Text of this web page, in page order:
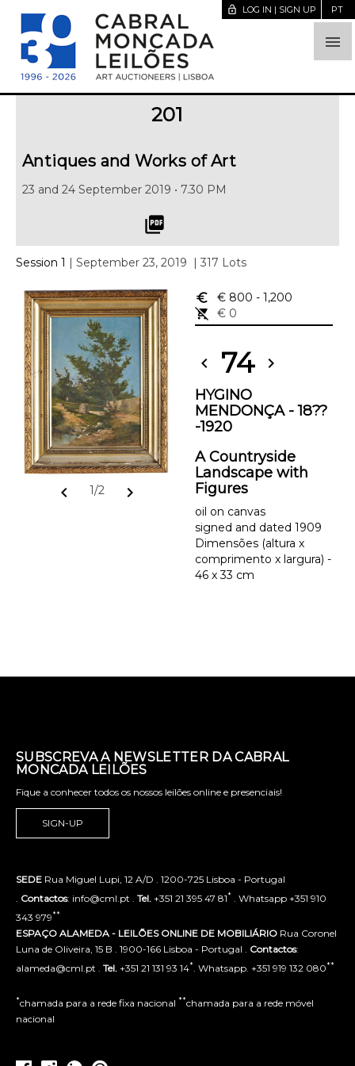

lock_open LOG IN | SIGN UP PT
201
Antiques and Works of Art
23 and 24 September 2019 • 7.30 PM
picture_as_pdf
Session 1 | September 23, 2019 | 317 Lots
chevron_left 1/2 chevron_right
euro_symbol € 800 - 1,200
remove_shopping_cart
€ 0
chevron_left 74 chevron_right
HYGINO
MENDONÇA - 18??
-1920
A Countryside
Landscape with
Figures
oil on canvas
signed and dated 1909
Dimensões (altura x
comprimento x largura) -
46 x 33 cm
SUBSCREVA A NEWSLETTER DA CABRAL
MONCADA LEILÕES
Fique a conhecer todos os nossos leilões online e presenciais!
SIGN-UP
SEDE Rua Miguel Lupi, 12 A/D . 1200-725 Lisboa - Portugal
Contactos: info@cml.pt . Tel. +351 21 395 47 81* . Whatsapp +351 910
343 979**
ESPAÇO ALAMEDA - LEILÕES ONLINE DE MOBILIÁRIO Rua Coronel
Luna de Oliveira, 15 B . 1900-166 Lisboa - Portugal . Contactos:
alameda@cml.pt . Tel. +351 21 131 93 14* . Whatsapp. +351 919 132 080**
*chamada para a rede fixa nacional **chamada para a rede móvel
nacional